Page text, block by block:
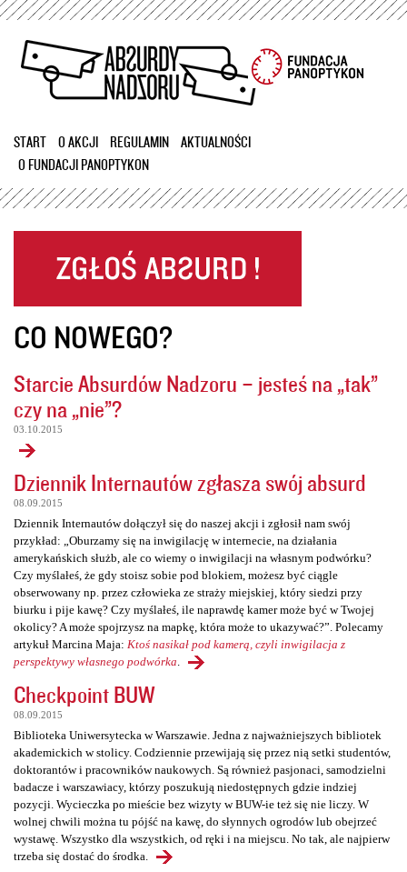
Przejdź
treści
START O AKCJI REGULAMIN
AKTUALNOŚCI
O FUNDACJI PANOPTYKON
CO NOWEGO?
Starcie Absurdów Nadzoru – jesteś na „tak”
czy na „nie”?
03.10.2015
Dziennik Internautów zgłasza swój absurd
08.09.2015
Dziennik Internautów dołączył się do naszej akcji i zgłosił nam swój
przykład: „Oburzamy się na inwigilację w internecie, na działania
amerykańskich służb, ale co wiemy o inwigilacji na własnym podwórku?
Czy myślałeś, że gdy stoisz sobie pod blokiem, możesz być ciągle
obserwowany np. przez człowieka ze straży miejskiej, który siedzi przy
biurku i pije kawę? Czy myślałeś, ile naprawdę kamer może być w Twojej
okolicy? A może spojrzysz na mapkę, która może to ukazywać?”. Polecamy
artykuł Marcina Maja: Ktoś nasikał pod kamerą, czyli inwigilacja z
perspektywy własnego podwórka
Checkpoint BUW
08.09.2015
Biblioteka Uniwersytecka w Warszawie. Jedna z najważniejszych bibliotek
akademickich w stolicy. Codziennie przewijają się przez nią setki studentów,
doktorantów i pracowników naukowych. Są również pasjonaci, samodzielni
badacze i warszawiacy, którzy poszukują niedostępnych gdzie indziej
pozycji. Wycieczka po mieście bez wizyty w BUW-ie też się nie liczy. W
wolnej chwili można tu pójść na kawę, do słynnych ogrodów lub obejrzeć
wystawę. Wszystko dla wszystkich, od ręki i na miejscu. No tak, ale najpierw
trzeba się dostać do środka.